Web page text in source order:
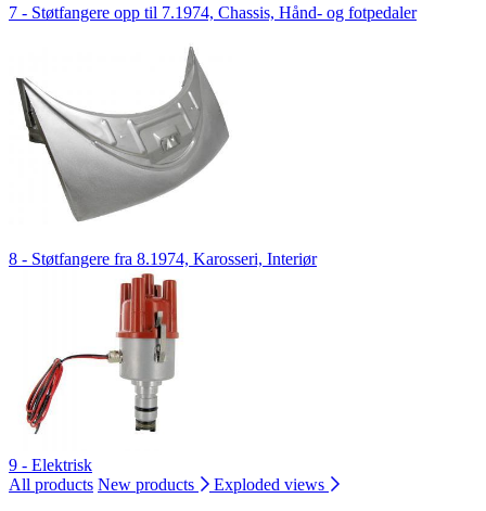
7 - Støtfangere opp til 7.1974, Chassis, Hånd- og fotpedaler
8 - Støtfangere fra 8.1974, Karosseri, Interiør
9 - Elektrisk
All products New products
Exploded views